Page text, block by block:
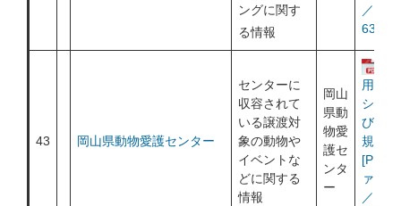
ングに関す
る情報
／
43 岡山県動物愛護センター
センターに
収容されて
いる譲渡対
象の動物や
イベントな
どに関する
情報
岡山
県動
物愛
護セ
ンタ
ー
用ポリ
シー及
び利用
規約
[PDF
ァイル
／